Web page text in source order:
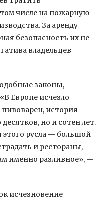
числе на пожарную
За аренду
безопасность их не
владельцев
законы,
Европе исчезло
история
но и сотен лет.
русла — большой
и рестораны,
именно разливное», —
исчезновение